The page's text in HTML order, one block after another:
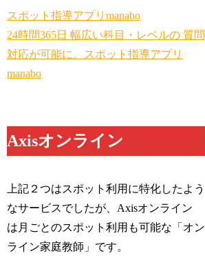
スポット指導アプリmanabo
24時間365日 幅広い科目・レベルの 質問
対応が可能に。スポット指導アプリ
manabo
Axisオンライン
上記２つはスポット利用に特化したよう
なサービスでしたが、Axisオンライン
は月ごとのスポット利用も可能な「オン
ライン家庭教師」です。